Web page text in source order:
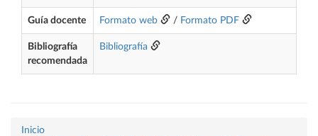
Guía docente Formato web / Formato PDF
Bibliografía
recomendada
Bibliografía
Inicio